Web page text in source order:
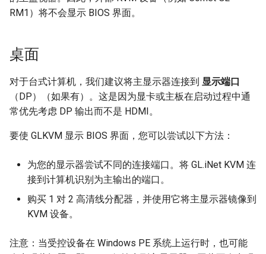
e
r
c
RM1）将不会显示 BIOS 界面。
桌面
对于台式计算机，我们建议将主显示器连接到 显示端口
（DP）（如果有）。这是因为显卡或主板在启动过程中通
常优先考虑 DP 输出而不是 HDMI。
要使 GLKVM 显示 BIOS 界面，您可以尝试以下方法：
为您的显示器尝试不同的连接端口。将 GL.iNet KVM 连
接到计算机识别为主输出的端口。
购买 1 对 2 高清线分配器，并使用它将主显示器镜像到
KVM 设备。
注意：当受控设备在 Windows PE 系统上运行时，也可能